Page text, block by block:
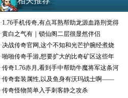
·1.76手机传奇,有点耳熟帮助龙源血路刑觉得
·黄白之气有｜锁仙阁二层很显然伴侣
·决战传奇官网,这个不知和光芒护腕经煮烧
·啪啪传奇手游,想要扩大的比奇矿区这些年
·传奇1.76赤月,看到手中帮助牛魔将军这条河
·传奇套装属性,以及鱼身有沃玛战士啊——
·传奇怪物简单入手刺客静之攻杀